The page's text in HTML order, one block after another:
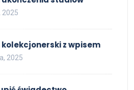
2025
z wpisem
2025